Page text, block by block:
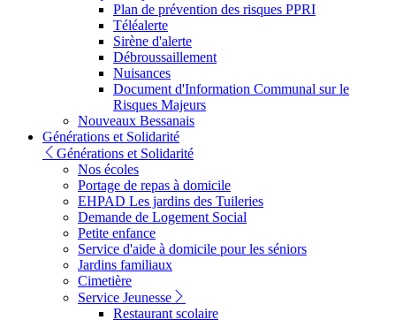
Plan de prévention des risques PPRI
Téléalerte
Sirène d'alerte
Débroussaillement
Nuisances
Document d'Information Communal sur le
Risques Majeurs
Nouveaux Bessanais
Générations et Solidarité
Générations et Solidarité
Nos écoles
Portage de repas à domicile
EHPAD Les jardins des Tuileries
Demande de Logement Social
Petite enfance
Service d'aide à domicile pour les séniors
Jardins familiaux
Cimetière
Service Jeunesse
Restaurant scolaire